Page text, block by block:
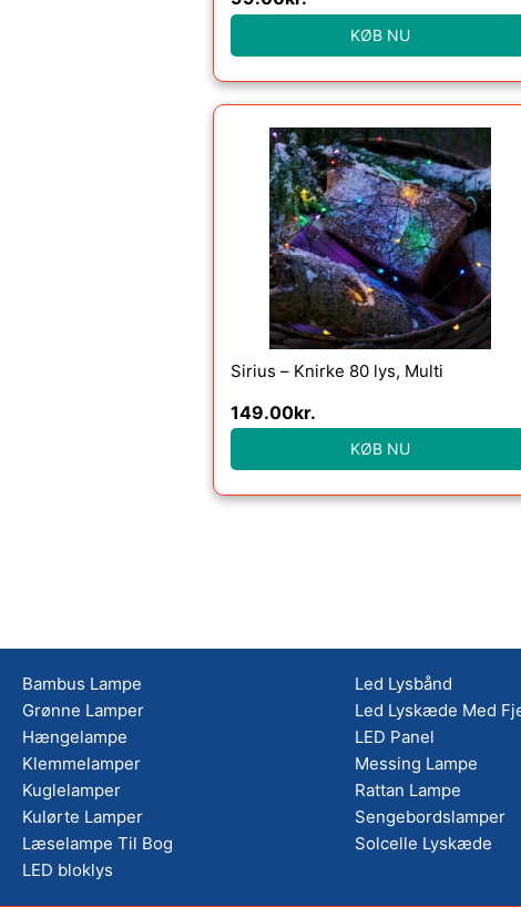
KØB NU
Sirius – Knirke 80 lys, Multi
149.00kr.
KØB NU
Bambus Lampe
Grønne Lamper
Hængelampe
Klemmelamper
Kuglelamper
Kulørte Lamper
Læselampe Til Bog
LED bloklys
Led Lysbånd
Led Lyskæde Med
LED Panel
Messing Lampe
Rattan Lampe
Sengebordslamper
Solcelle Lyskæde